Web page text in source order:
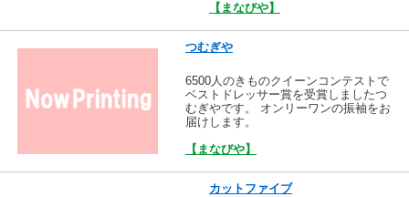
【まなびや】
つむぎや
6500人のきものクイーンコンテストで
ベストドレッサー賞を受賞しましたつ
むぎやです。 オンリーワンの振袖をお
届けします。
【まなびや】
カットファイブ